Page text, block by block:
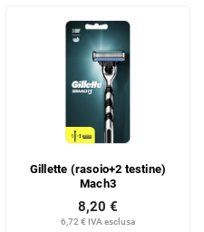
Gillette (rasoio+2 testine)
Mach3
6,72 € IVA esclusa
8,20 €